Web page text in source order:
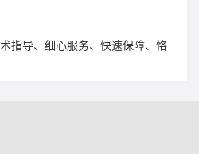
指导、细心服务、快速保障、恪